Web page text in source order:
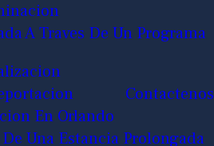
A Traves De Un Programa
Contactenos
En Orlando
Una Estancia Prolongada